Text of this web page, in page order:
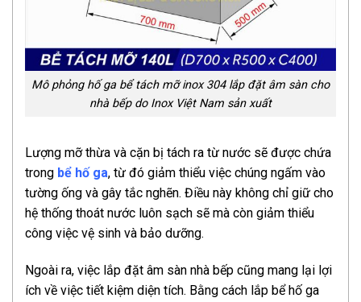
Mô phỏng hố ga bể tách mỡ inox 304 lắp đặt âm sàn cho
nhà bếp do Inox Việt Nam sản xuất
Lượng mỡ thừa và cặn bị tách ra từ nước sẽ được chứa
trong bể hố ga, từ đó giảm thiểu việc chúng ngấm vào
tường ống và gây tắc nghẽn. Điều này không chỉ giữ cho
hệ thống thoát nước luôn sạch sẽ mà còn giảm thiểu
công việc vệ sinh và bảo dưỡng.
Ngoài ra, việc lắp đặt âm sàn nhà bếp cũng mang lại lợi
ích về việc tiết kiệm diện tích. Bằng cách lắp bể hố ga